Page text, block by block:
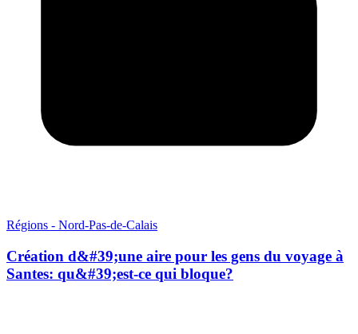
Régions - Nord-Pas-de-Calais
Création d&#39;une aire pour les gens du voyage à
Santes: qu&#39;est-ce qui bloque?